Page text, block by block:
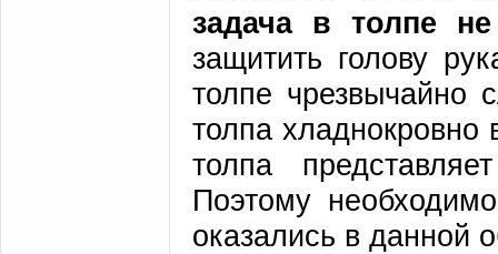
задача в толпе
защитить голову
толпе чрезвычайно
толпа хладнокровно
толпа
Поэтому
оказались в данной